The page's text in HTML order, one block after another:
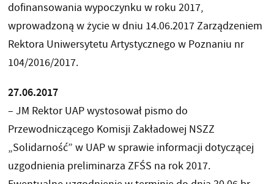
dofinansowania wypoczynku w roku 2017,
wprowadzoną w życie w dniu 14.06.2017 Zarządzeniem
Rektora Uniwersytetu Artystycznego w Poznaniu nr
104/2016/2017.
27.06.2017
– JM Rektor UAP wystosował pismo do
Przewodniczącego Komisji Zakładowej NSZZ
„Solidarność” w UAP w sprawie informacji dotyczącej
uzgodnienia preliminarza ZFŚS na rok 2017.